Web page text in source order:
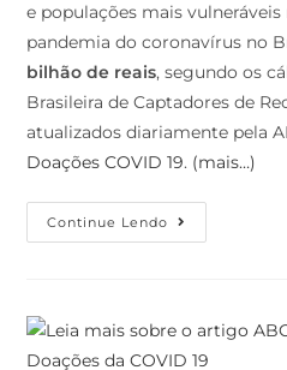
e populações mais
pandemia do coronavírus no
bilhão de reais, segundo os
Brasileira de Captadores de
atualizados diariamente pela
Doações COVID 19. (mais…)
Continue Lendo